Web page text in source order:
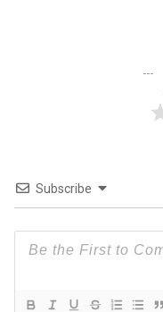
Subscribe